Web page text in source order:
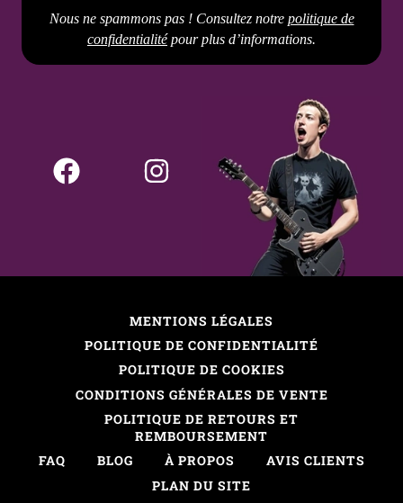
Nous ne spammons pas ! Consultez notre politique de
confidentialitépour plus d’informations.
MENTIONS LÉGALES
POLITIQUE DE CONFIDENTIALITÉ
POLITIQUE DE COOKIES
CONDITIONS GÉNÉRALES DE VENTE
POLITIQUE DE RETOURS ET
REMBOURSEMENT
FAQ
BLOG À PROPOS
AVIS CLIENTS
PLAN DU SITE